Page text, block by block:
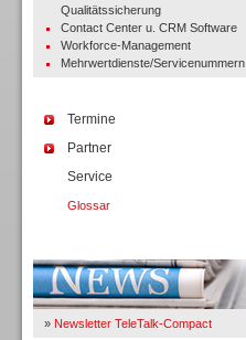
Qualitätssicherung
Contact Center u. CRM Software
Workforce-Management
Mehrwertdienste/Servicenummern
Termine
Partner
Service
Glossar
» Newsletter TeleTalk-Compact